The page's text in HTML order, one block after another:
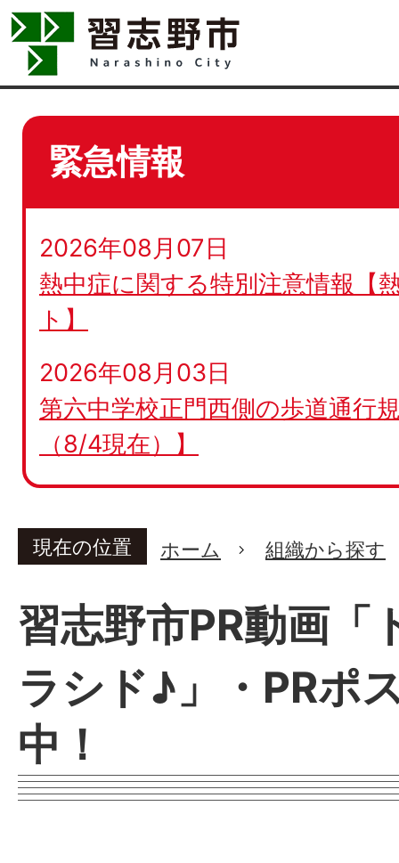
緊急情報
2026年08月07日
熱中症に関する特別注意情報【
ト】
2026年08月03日
第六中学校正門西側の歩道通行
（8/4現在）】
現在の位置 ホーム 組織から探す
習志野市PR動画「
ラシド♪」・PRポ
中！